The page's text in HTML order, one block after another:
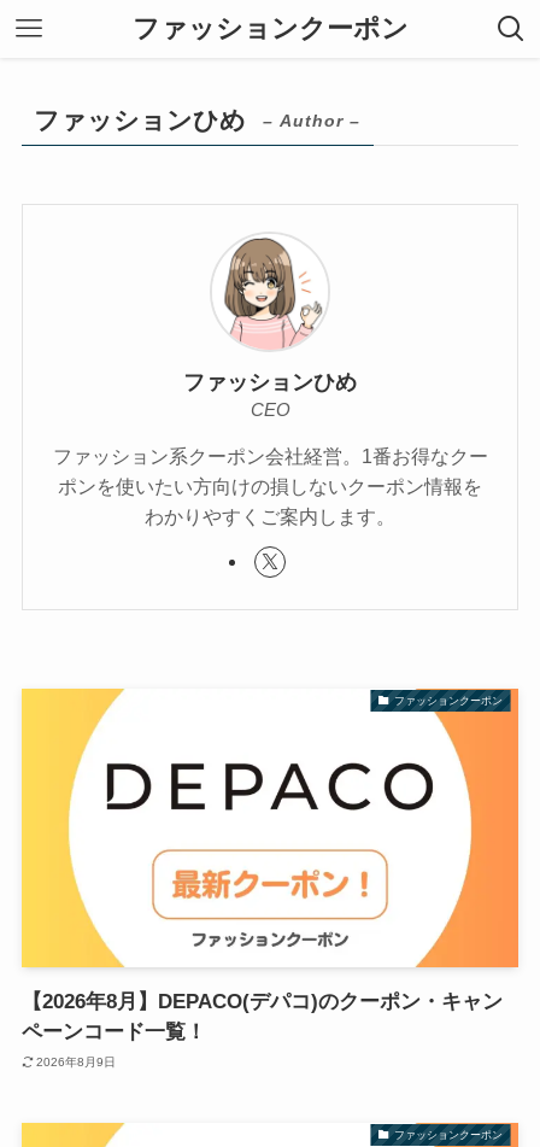
ファッションクーポン
ファッションひめ – Author –
ファッションひめ
CEO
ファッション系クーポン会社経営。1番お得なクー
ポンを使いたい方向けの損しないクーポン情報を
わかりやすくご案内します。
ファッションクーポン
【2026年8月】DEPACO(デパコ)のクーポン・キャン
ペーンコード一覧！
2026年8月9日
ファッションクーポン